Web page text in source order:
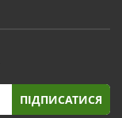
ПІДПИСАТИСЯ